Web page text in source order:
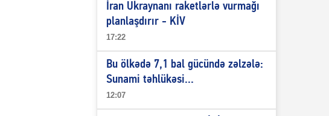
İran Ukraynanı raketlərlə vurmağı
planlaşdırır - KİV
17:22
Bu ölkədə 7,1 bal gücündə zəlzələ:
Sunami təhlükəsi...
12:07